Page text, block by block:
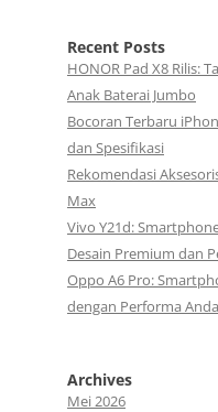
Recent Posts
HONOR Pad X8 Rilis:
Anak Baterai Jumbo
Bocoran Terbaru
dan Spesifikasi
Rekomendasi
Max
Vivo Y21d:
Desain Premium dan
Oppo A6 Pro:
dengan Performa
Archives
Mei 2026